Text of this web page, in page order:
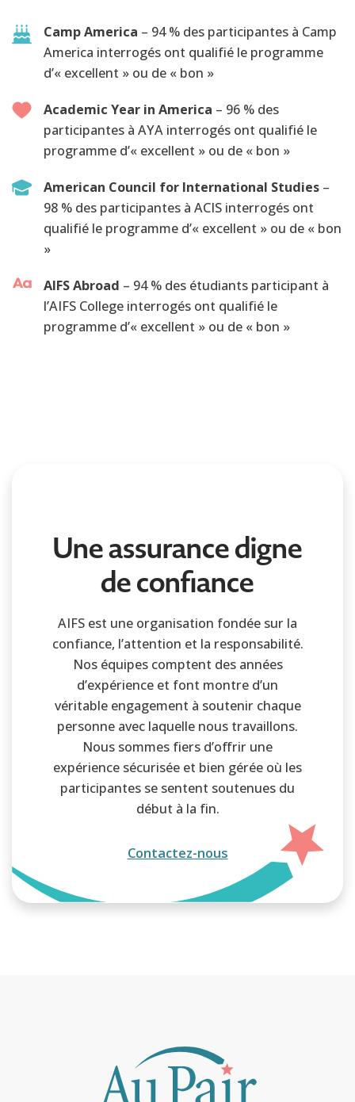
Camp America – 94 % des participantes à Camp
America interrogés ont qualifié le programme
d’« excellent » ou de « bon »
Academic Year in America – 96 % des
participantes à AYA interrogés ont qualifié le
programme d’« excellent » ou de « bon »
American Council for International Studies –
98 % des participantes à ACIS interrogés ont
qualifié le programme d’« excellent » ou de « bon
»
AIFS Abroad – 94 % des étudiants participant à
l’AIFS College interrogés ont qualifié le
programme d’« excellent » ou de « bon »
Une assurance digne
de confiance
AIFS est une organisation fondée sur la
confiance, l’attention et la responsabilité.
Nos équipes comptent des années
d’expérience et font montre d’un
véritable engagement à soutenir chaque
personne avec laquelle nous travaillons.
Nous sommes fiers d’offrir une
expérience sécurisée et bien gérée où les
participantes se sentent soutenues du
début à la fin.
Contactez-nous